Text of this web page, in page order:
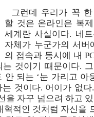
그런데 우리가 꼭
할 것은 온라인은 복
세계란 사실이다. 네
자체가 누군가의 서
의 접속과 동시에 내
는 것이기 때문이다.
안 되는 ‘눈 가리고 아
것이다. 어이가 없
을 자꾸 넘으려 하고
혁적인 것처럼 자신을